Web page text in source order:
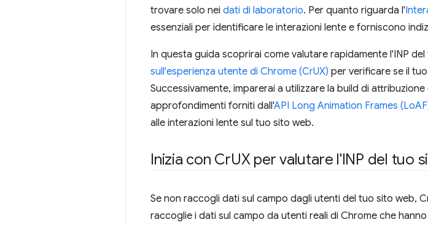
trovare solo nei dati di laboratorio. Per quanto riguarda l'
essenziali per identificare le interazioni lente e forniscono
In questa guida scoprirai come valutare rapidamente l'INP
sull'esperienza utente di Chrome (CrUX) per verificare se il
Successivamente, imparerai a utilizzare la build di attribuzione
approfondimenti forniti dall'API Long Animation Frames
alle interazioni lente sul tuo sito web.
Inizia con CrUX per valutare l'INP del tuo
Se non raccogli dati sul campo dagli utenti del tuo sito web,
raccoglie i dati sul campo da utenti reali di Chrome che